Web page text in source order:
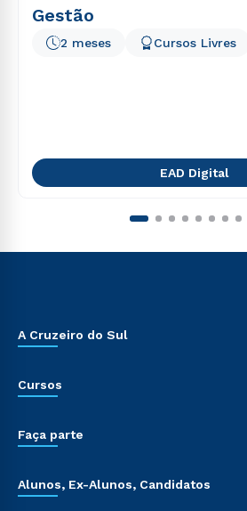
Gestão
2 meses Cursos Livres
EAD Digital
A Cruzeiro do Sul
Cursos
Faça parte
Alunos, Ex-Alunos, Candidatos